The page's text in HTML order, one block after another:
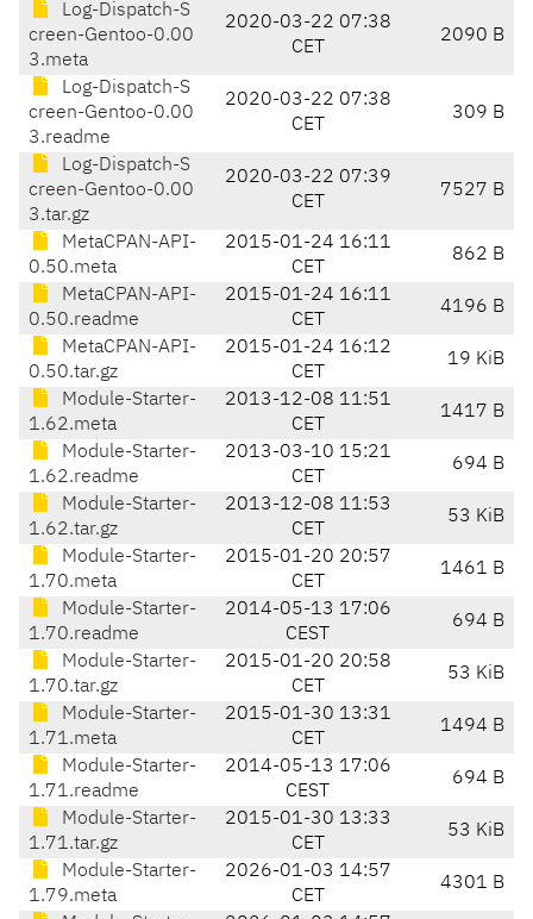
Log-Dispatch-S
creen-Gentoo-0.00
3.meta
2020-03-22 07:38
CET
2090 B
Log-Dispatch-S
creen-Gentoo-0.00
3.readme
2020-03-22 07:38
CET
309 B
Log-Dispatch-S
creen-Gentoo-0.00
3.tar.gz
2020-03-22 07:39
CET
7527 B
MetaCPAN-API-
0.50.meta
2015-01-24 16:11
CET
862 B
MetaCPAN-API-
0.50.readme
2015-01-24 16:11
CET
4196 B
MetaCPAN-API-
0.50.tar.gz
2015-01-24 16:12
CET
19 KiB
Module-Starter-
1.62.meta
2013-12-08 11:51
CET
1417 B
Module-Starter-
1.62.readme
2013-03-10 15:21
CET
694 B
Module-Starter-
1.62.tar.gz
2013-12-08 11:53
CET
53 KiB
Module-Starter-
1.70.meta
2015-01-20 20:57
CET
1461 B
Module-Starter-
1.70.readme
2014-05-13 17:06
CEST
694 B
Module-Starter-
1.70.tar.gz
2015-01-20 20:58
CET
53 KiB
Module-Starter-
1.71.meta
2015-01-30 13:31
CET
1494 B
Module-Starter-
1.71.readme
2014-05-13 17:06
CEST
694 B
Module-Starter-
1.71.tar.gz
2015-01-30 13:33
CET
53 KiB
Module-Starter-
1.79.meta
2026-01-03 14:57
CET
4301 B